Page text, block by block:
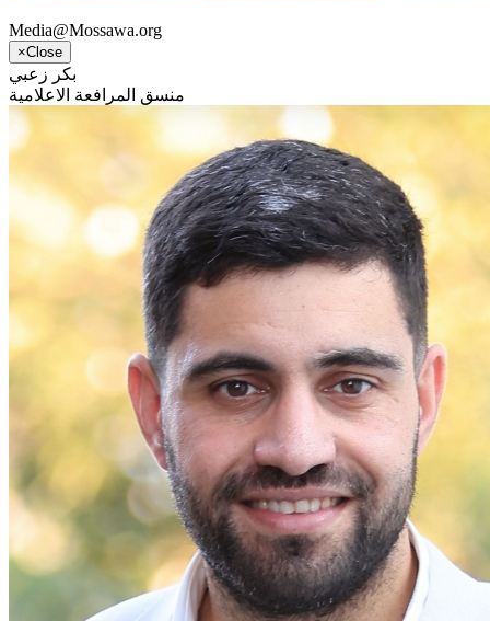
Media@Mossawa.org
×Close
بكر زعبي
منسق المرافعة الاعلامية